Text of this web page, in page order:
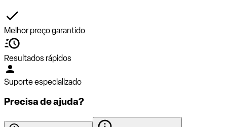
Melhor preço garantido
Resultados rápidos
Suporte especializado
Precisa de ajuda?